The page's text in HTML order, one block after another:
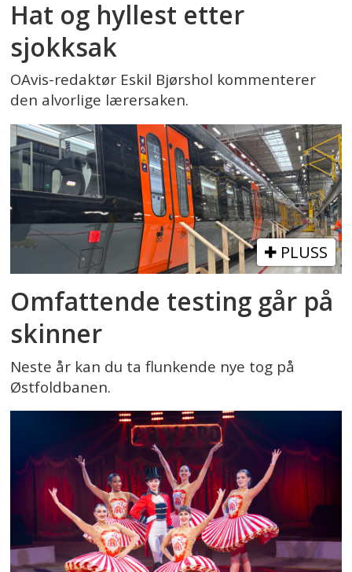
Hat og hyllest etter
sjokksak
OAvis-redaktør Eskil Bjørshol kommenterer
den alvorlige lærersaken.
PLUSS
Omfattende testing går på
skinner
Neste år kan du ta flunkende nye tog på
Østfoldbanen.